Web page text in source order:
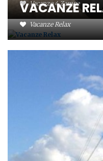
Vacanze 4 Zampe
VACANZE
Vacanze Relax